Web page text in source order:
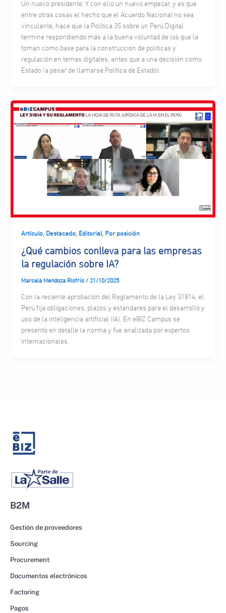
Un nuevo presidente. Y con ello un nuevo empezar, y es que
entre otras cosas el hecho que el Acuerdo Nacional no sea
vinculante, hace que la Política 35 sobre un Perú Digital
termine respondiendo más a la buena voluntad de los que la
toman como base para la construcción de políticas y
regulación en temas digitales, antes que a una decisión como
Estado (a pesar de llamarse Política de Estado).
Artículo, Destacado, Editorial, Por posición
¿Qué cambios conlleva para las empresas
la regulación sobre IA?
Marcela Mendoza Riofrío / 21/10/2025
Con la reciente aprobación del Reglamento de la Ley 31814, el
Perú fija obligaciones, plazos y estándares para el desarrollo y
uso de la inteligencia artificial (IA). En eBIZ Campus se
presentó en detalle la norma y fue analizada por expertos
internacionales.
B2M
Gestión de proveedores
Sourcing
Procurement
Documentos electrónicos
Factoring
Pagos